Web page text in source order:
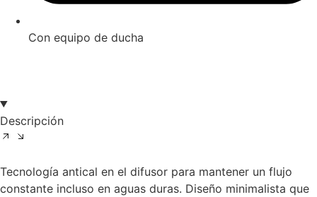
Con equipo de ducha
Descripción
Tecnología antical en el difusor para mantener un flujo
constante incluso en aguas duras. Diseño minimalista que